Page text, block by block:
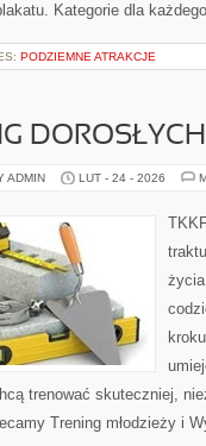
Kategorie dla
PODZIEMNE ATRAKCJE
DOROSŁYCH
ADMIN LUT - 24 - 2026
trenować skuteczniej,
Trening młodzieży i